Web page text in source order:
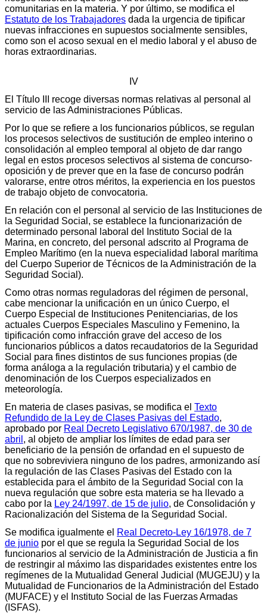
comunitarias en la materia. Y por último, se modifica el
Estatuto de los Trabajadores dada la urgencia de tipificar
nuevas infracciones en supuestos socialmente sensibles,
como son el acoso sexual en el medio laboral y el abuso de
horas extraordinarias.
IV
El Título III recoge diversas normas relativas al personal al
servicio de las Administraciones Públicas.
Por lo que se refiere a los funcionarios públicos, se regulan
los procesos selectivos de sustitución de empleo interino o
consolidación al empleo temporal al objeto de dar rango
legal en estos procesos selectivos al sistema de concurso-
oposición y de prever que en la fase de concurso podrán
valorarse, entre otros méritos, la experiencia en los puestos
de trabajo objeto de convocatoria.
En relación con el personal al servicio de las Instituciones de
la Seguridad Social, se establece la funcionarización de
determinado personal laboral del Instituto Social de la
Marina, en concreto, del personal adscrito al Programa de
Empleo Marítimo (en la nueva especialidad laboral marítima
del Cuerpo Superior de Técnicos de la Administración de la
Seguridad Social).
Como otras normas reguladoras del régimen de personal,
cabe mencionar la unificación en un único Cuerpo, el
Cuerpo Especial de Instituciones Penitenciarias, de los
actuales Cuerpos Especiales Masculino y Femenino, la
tipificación como infracción grave del acceso de los
funcionarios públicos a datos recaudatorios de la Seguridad
Social para fines distintos de sus funciones propias (de
forma análoga a la regulación tributaria) y el cambio de
denominación de los Cuerpos especializados en
meteorología.
En materia de clases pasivas, se modifica el Texto
Refundido de la Ley de Clases Pasivas del Estado,
aprobado por Real Decreto Legislativo 670/1987, de 30 de
abril , al objeto de ampliar los límites de edad para ser
beneficiario de la pensión de orfandad en el supuesto de
que no sobreviviera ninguno de los padres, armonizando así
la regulación de las Clases Pasivas del Estado con la
establecida para el ámbito de la Seguridad Social con la
nueva regulación que sobre esta materia se ha llevado a
cabo por la Ley 24/1997, de 15 de julio, de Consolidación y
Racionalización del Sistema de la Seguridad Social.
Se modifica igualmente el Real Decreto-Ley 16/1978, de 7
de junio por el que se regula la Seguridad Social de los
funcionarios al servicio de la Administración de Justicia a fin
de restringir al máximo las disparidades existentes entre los
regímenes de la Mutualidad General Judicial (MUGEJU) y la
Mutualidad de Funcionarios de la Administración del Estado
(MUFACE) y el Instituto Social de las Fuerzas Armadas
(ISFAS).